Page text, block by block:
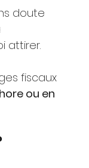
doute
attirer.
fiscaux
ou en